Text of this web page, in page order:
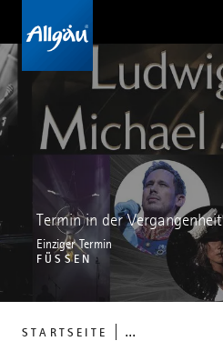
STARTSEITE ...
Termin in der Vergangenheit
Einziger Termin
FÜSSEN